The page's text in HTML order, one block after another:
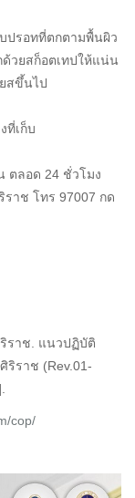
ปรอทที่ตกตามพื้นผิว
วยสก็อตเทปให้แน่น
สขึ้นไป
ที่เก็บ
ตลอด 24 ชั่วโมง
าช โทร 97007 กด
ริราช. แนวปฏิบัติ
ริราช (Rev.01-
cop/